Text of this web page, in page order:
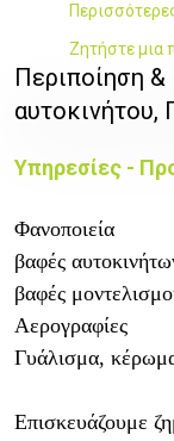
Ζητήστε μια
Περιποίηση
Υπηρεσίες -
Φανοποιεία
βαφές
βαφές
Αερογραφίες
Γυάλισμα,
Επισκευάζουμε